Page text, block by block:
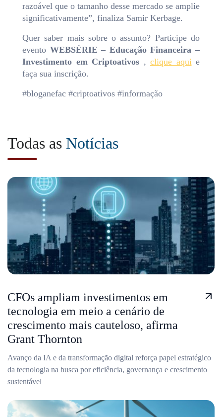
razoável que o tamanho desse mercado se amplie
significativamente”, finaliza Samir Kerbage.
Quer saber mais sobre o assunto? Participe do
evento WEBSÉRIE – Educação Financeira –
Investimento em Criptoativos , clique aquie
faça sua inscrição.
#bloganefac #criptoativos #informação
Todas as Notícias
CFOs ampliam investimentos em
tecnologia em meio a cenário de
crescimento mais cauteloso, afirma
Grant Thornton
Avanço da IA e da transformação digital reforça papel estratégico
da tecnologia na busca por eficiência, governança e crescimento
sustentável